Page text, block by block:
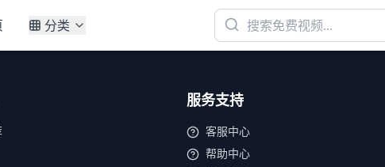
分类
服务支持
客服中心
帮助中心